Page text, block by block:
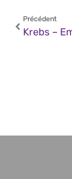
Précédent